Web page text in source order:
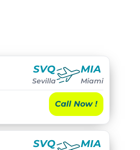
SVQ
Sevilla
MIA
Miami
Call Now !
SVQ MIA